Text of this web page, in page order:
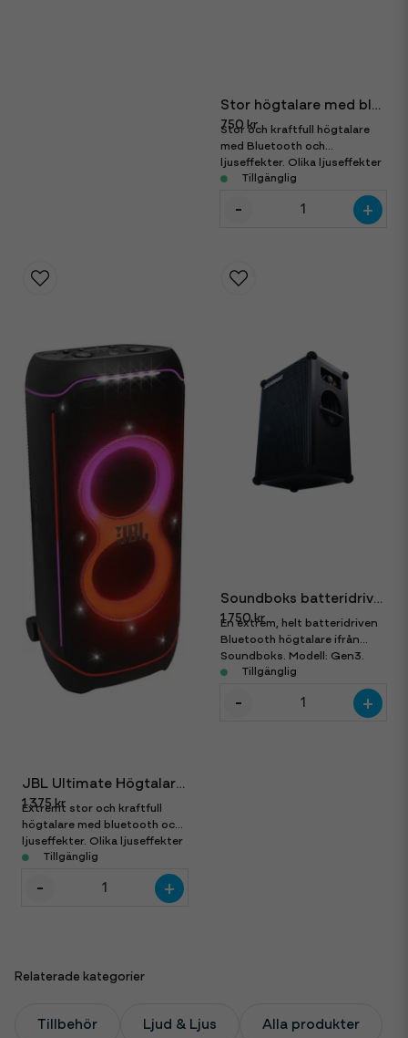
Stor högtalare med bluetooth
750 kr
Stor och kraftfull högtalare
med Bluetooth och
ljuseffekter. Olika ljuseffekter
och ingångar.
Tillgänglig
- +
JBL Ultimate Högtalare med bluetooth
1 375 kr
Extremt stor och kraftfull
högtalare med bluetooth och
ljuseffekter. Olika ljuseffekter
och ingångar. Går att koppla
Ultimate till. Välj två om ni vill
Tillgänglig
- +
Soundboks batteridriven högtalare med Bluetooth
1 750 kr
En extrem, helt batteridriven
Bluetooth högtalare ifrån
Soundboks. Modell: Gen3.
Överlägset bäst, helt utan
sladdar! Ta med den överallt!
Tillgänglig
- +
Relaterade kategorier
Tillbehör Ljud & Ljus Alla produkter